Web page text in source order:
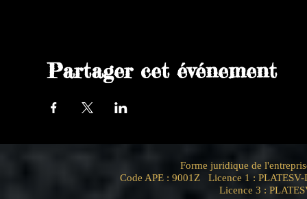
Partager cet événement
Forme juridique de
Code APE : 9001Z Licence 1 :
Licence 3 :